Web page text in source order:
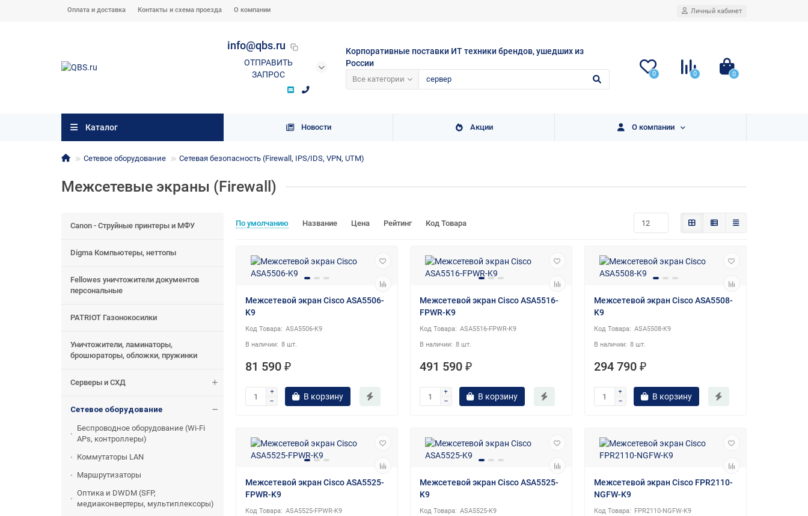
Оплата и доставка Контакты и схема проезда О компании Личный кабинет
Корпоративные поставки ИТ техники брендов, ушедших из
России
Все категории
info@qbs.ru
ОТПРАВИТЬ
ЗАПРОС
0 0 0
Каталог Новости Акции О компании
Сетевое оборудование Сетевая безопасность (Firewall, IPS/IDS, VPN, UTM)
Межсетевые экраны (Firewall)
Canon - Струйные принтеры и МФУ
Digma Компьютеры, неттопы
Fellowes уничтожители документов
персональные
PATRIOT Газонокосилки
Уничтожители, ламинаторы,
брошюраторы, обложки, пружинки
Серверы и СХД
Сетевое оборудование
Беспроводное оборудование (Wi-Fi
APs, контроллеры)
Коммутаторы LAN
Маршрутизаторы
Оптика и DWDM (SFP,
медиаконвертеры, мультиплексоры)
По умолчанию Название Цена Рейтинг Код Товара
Межсетевой экран Cisco ASA5506-
K9
ASA5506-K9
8 шт.
81 590 ₽
В корзину
Межсетевой экран Cisco ASA5516-
FPWR-K9
ASA5516-FPWR-K9
8 шт.
491 590 ₽
В корзину
Межсетевой экран Cisco ASA5508-
K9
ASA5508-K9
8 шт.
294 790 ₽
В корзину
Межсетевой экран Cisco ASA5525-
FPWR-K9
ASA5525-FPWR-K9
Межсетевой экран Cisco ASA5525-
K9
ASA5525-K9
Межсетевой экран Cisco FPR2110-
NGFW-K9
FPR2110-NGFW-K9